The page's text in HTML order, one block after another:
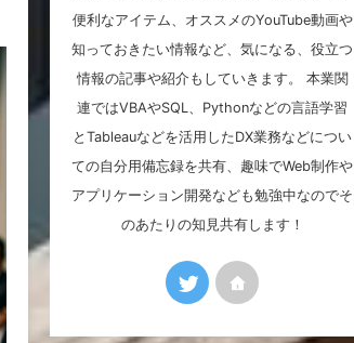
便利なアイテム、オススメのYouTube動画や
知っておきたい情報など、気になる、役立つ
情報の記事や紹介もしていきます。 本業関
連ではVBAやSQL、Pythonなどの言語学習
とTableauなどを活用したDX業務などについ
ての自分用備忘録を共有、趣味でWeb制作や
アプリケーション開発なども勉強中なのでそ
のあたりの知見共有します！